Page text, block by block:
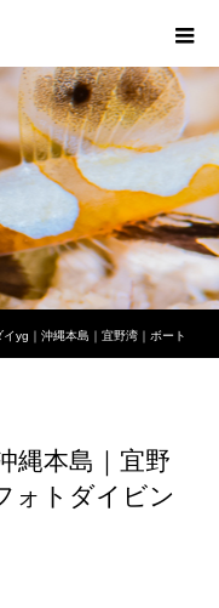
yg｜沖縄本島｜宜野湾｜ボート
縄本島｜宜野
ォトダイビン